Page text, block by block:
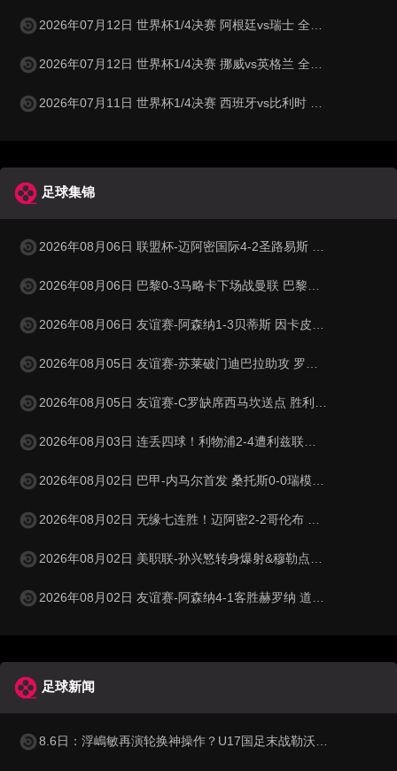
2026年07月12日 世界杯1/4决赛 阿根廷vs瑞士 全场录像
2026年07月12日 世界杯1/4决赛 挪威vs英格兰 全场录像
2026年07月11日 世界杯1/4决赛 西班牙vs比利时 全场录像
足球集锦
2026年08月06日 联盟杯-迈阿密国际4-2圣路易斯 梅西2射1传 阿伦助攻戴帽
2026年08月06日 巴黎0-3马略卡下场战曼联 巴黎全场控球近6成+8射3正未果
2026年08月06日 友谊赛-阿森纳1-3贝蒂斯 因卡皮耶破门难救主 福纳尔斯1射2传
2026年08月05日 友谊赛-苏莱破门迪巴拉助攻 罗马4-1纽波特郡
2026年08月05日 友谊赛-C罗缺席西马坎送点 胜利0-2不敌阿尔梅里亚
2026年08月03日 连丢四球！利物浦2-4遭利兹联逆转 维尔茨钱伯斯破门凯尔凯兹失误
2026年08月02日 巴甲-内马尔首发 桑托斯0-0瑞模贝雷
2026年08月02日 无缘七连胜！迈阿密2-2哥伦布 苏牙传射卡塞米罗乌龙梅西替补登场
2026年08月02日 美职联-孙兴慜转身爆射&穆勒点射破门 温哥华白浪1-1洛杉矶
2026年08月02日 友谊赛-阿森纳4-1客胜赫罗纳 道曼传射措利斯破门热苏斯替补建功
足球新闻
8.6日：浮嶋敏再演轮换神操作？U17国足末战勒沃库森验货名单曝光